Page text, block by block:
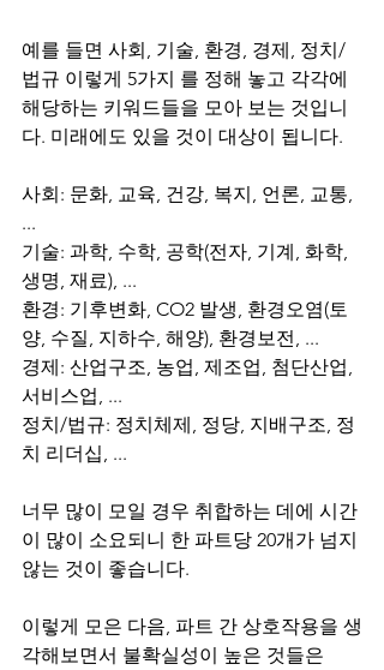
예를 들면 사회, 기술, 환경, 경제, 정치/
법규 이렇게 5가지 를 정해 놓고 각각에
해당하는 키워드들을 모아 보는 것입니
다. 미래에도 있을 것이 대상이 됩니다.
사회: 문화, 교육, 건강, 복지, 언론, 교통,
...
기술: 과학, 수학, 공학(전자, 기계, 화학,
생명, 재료), ...
환경: 기후변화, CO2 발생, 환경오염(토
양, 수질, 지하수, 해양), 환경보전, ...
경제: 산업구조, 농업, 제조업, 첨단산업,
서비스업, ...
정치/법규: 정치체제, 정당, 지배구조, 정
치 리더십, ...
너무 많이 모일 경우 취합하는 데에 시간
이 많이 소요되니 한 파트당 20개가 넘지
않는 것이 좋습니다.
이렇게 모은 다음, 파트 간 상호작용을 생
각해보면서 불확실성이 높은 것들은